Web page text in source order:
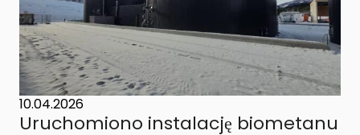
10.04.2026
Uruchomiono instalację biometanu